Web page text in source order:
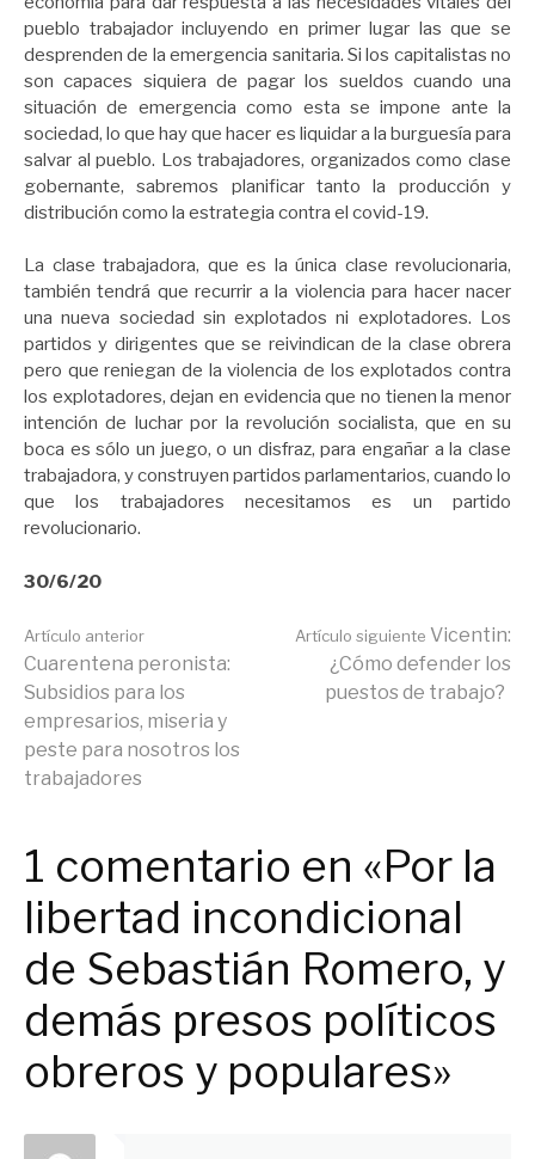
pueblo trabajador incluyendo en primer lugar las que se
desprenden de la emergencia sanitaria. Si los capitalistas no
son capaces siquiera de pagar los sueldos cuando una
situación de emergencia como esta se impone ante la
sociedad, lo que hay que hacer es liquidar a la burguesía para
salvar al pueblo. Los trabajadores, organizados como clase
gobernante, sabremos planificar tanto la producción y
distribución como la estrategia contra el covid-19.
La clase trabajadora, que es la única clase revolucionaria,
también tendrá que recurrir a la violencia para hacer nacer
una nueva sociedad sin explotados ni explotadores. Los
partidos y dirigentes que se reivindican de la clase obrera
pero que reniegan de la violencia de los explotados contra
los explotadores, dejan en evidencia que no tienen la menor
intención de luchar por la revolución socialista, que en su
boca es sólo un juego, o un disfraz, para engañar a la clase
trabajadora, y construyen partidos parlamentarios, cuando lo
que los trabajadores necesitamos es un partido
revolucionario.
30/6/20
Seguir
leyendo
Artículo anterior
Cuarentena peronista:
Subsidios para los
empresarios, miseria y
peste para nosotros los
trabajadores
Artículo siguiente Vicentin:
¿Cómo defender los
puestos de trabajo?
1 comentario en «Por la
libertad incondicional
de Sebastián Romero, y
demás presos políticos
obreros y populares»